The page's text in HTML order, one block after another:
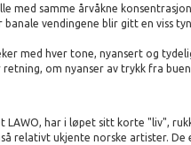
med samme årvåkne
vendingene blir gitt en viss
med hver tone, nyansert og
om nyanser av trykk fra
LAWO, har i løpet sitt korte "liv",
relativt ukjente norske artister.